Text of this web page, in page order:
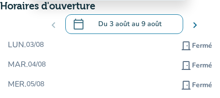
Horaires d'ouverture
chevron_left calendar_today Du 3 aoûtau 9 août
.Ouvrir le calendrier pour changer de
chevron_right
LUN.03/08 door_front Fermé
MAR.04/08 door_front Fermé
MER.05/08 door_front Fermé